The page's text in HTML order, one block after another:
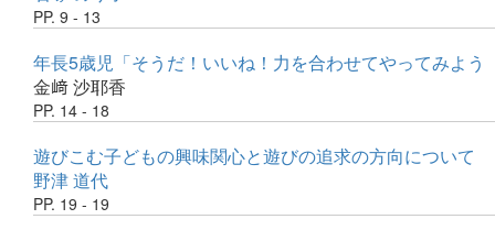
PP. 9 - 13
年長5歳児「そうだ！いいね！力を合わせてやってみよ
金﨑 沙耶香
PP. 14 - 18
遊びこむ子どもの興味関心と遊びの追求の方向について
野津 道代
PP. 19 - 19